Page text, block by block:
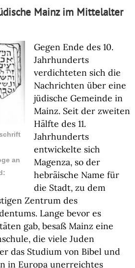
Mainz im Mittelalter
an
Gegen Ende des 10.
Jahrhunderts
verdichteten sich die
Nachrichten über eine
jüdische Gemeinde in
Mainz. Seit der zweiten
Hälfte des 11.
Jahrhunderts
entwickelte sich
Magenza, so der
hebräische Name für
die Stadt, zu dem
Zentrum des
Lange bevor es
gab, besaß Mainz eine
die viele Juden
das Studium von Bibel und
in Europa unerreichtes